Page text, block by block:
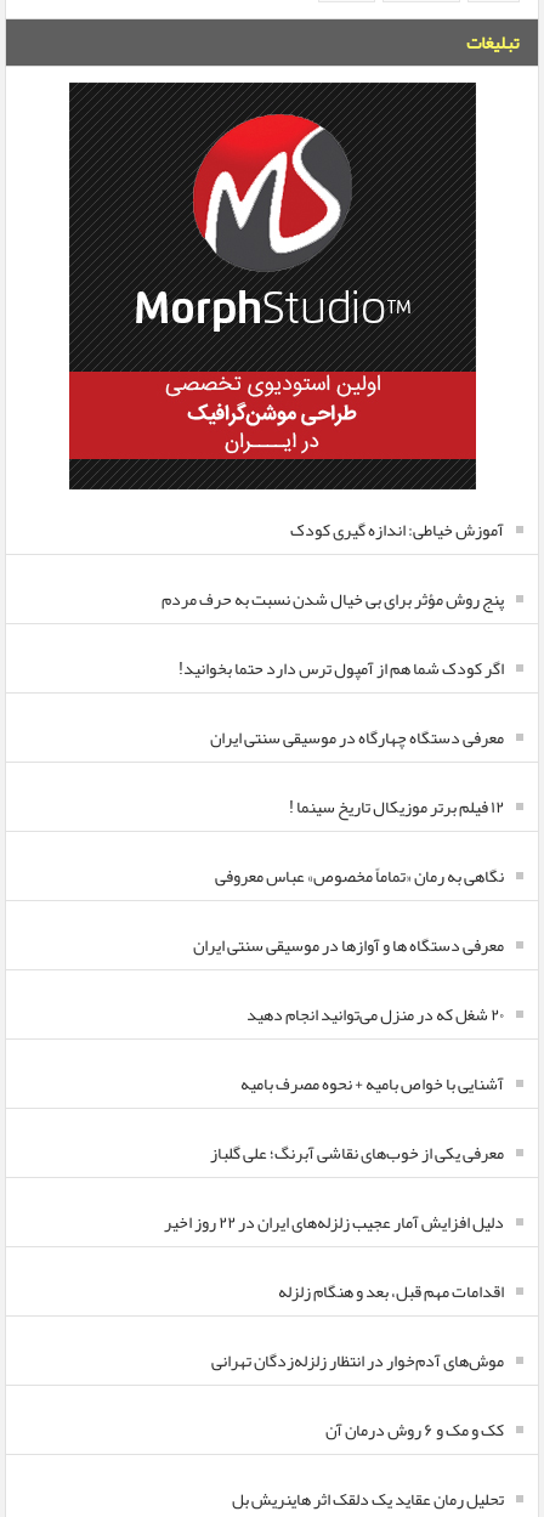
تبلیغات
آموزش خیاطی: اندازه گیری کودک
پنج روش مؤثر برای بی خیال شدن نسبت به حرف مردم
اگر کودک شما هم از آمپول ترس دارد حتما بخوانید!
معرفی دستگاه چهارگاه در موسیقی سنتی ایران
۱۲ فیلم برتر موزیکال تاریخ سینما !
نگاهی به رمان «تماماً مخصوص» عباس معروفی
معرفی دستگاه ها و آوازها در موسیقی سنتی ایران
۲۰ شغل که در منزل می‌توانید انجام دهید
آشنایی با خواص بامیه + نحوه مصرف بامیه
معرفی یکی از خوب‌های نقاشی آبرنگ؛ علی گلباز
دلیل افزایش آمار عجیب زلزله‌های ایران در ۲۲ روز اخیر
اقدامات مهم قبل، بعد و هنگام زلزله
موش‌های آدم‌خوار در انتظار زلزله‌زدگان تهرانی
کک و مک و ۶ روش درمان آن
تحلیل رمان عقاید یک دلقک اثر هاینریش بل